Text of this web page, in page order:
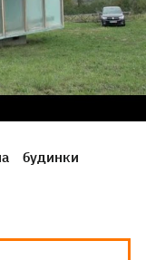
будинки